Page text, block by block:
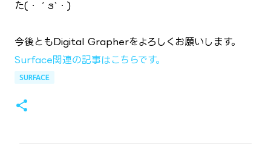
た(・´з`・)
今後ともDigital Grapherをよろしくお願いします。
Surface関連の記事はこちらです。
SURFACE